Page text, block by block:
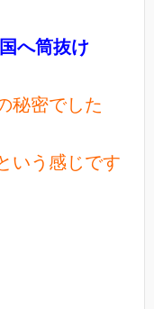
へ筒抜け
秘密でした
う感じです